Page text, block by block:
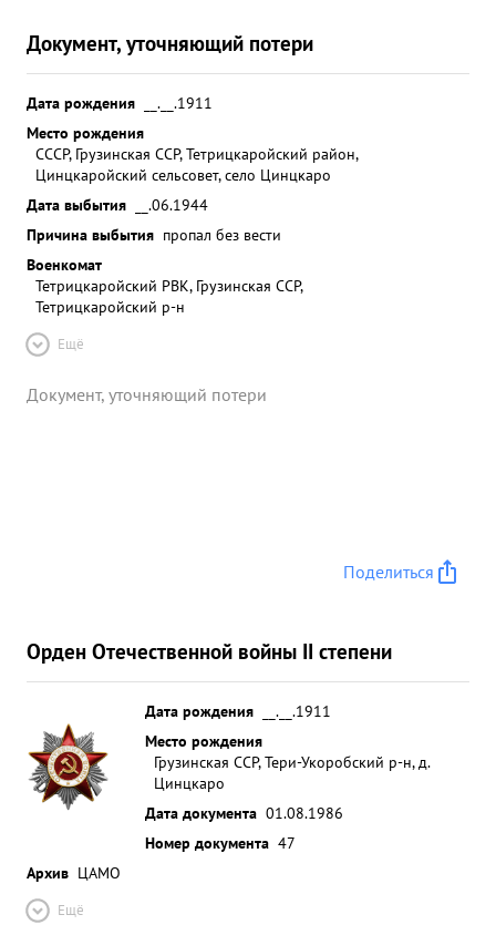
Документ, уточняющий потери
Дата рождения
__.__.1911
Место рождения
СССР, Грузинская ССР, Тетрицкаройский район,
Цинцкаройский сельсовет, село Цинцкаро
Дата выбытия
__.06.1944
Причина выбытия пропал без вести
Военкомат
Тетрицкаройский РВК, Грузинская ССР,
Тетрицкаройский р-н
Ещё
Документ, уточняющий потери
Поделиться
Орден Отечественной войны II степени
Дата рождения
__.__.1911
Место рождения
Грузинская ССР, Тери-Укоробский р-н, д.
Цинцкаро
Дата документа 01.08.1986
Номер документа 47
Архив ЦАМО
Ещё